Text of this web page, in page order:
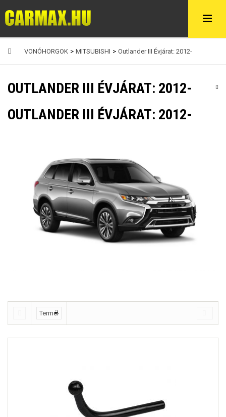
VONÓHORGOK > MITSUBISHI > Outlander III Évjárat: 2012-
OUTLANDER III ÉVJÁRAT: 2012-
OUTLANDER III ÉVJÁRAT: 2012-